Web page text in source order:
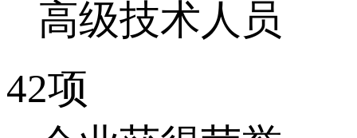
高级技术人员
42项